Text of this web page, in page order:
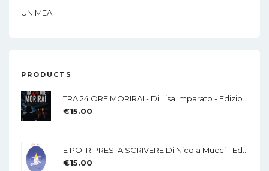
UNIMEA
PRODUCTS
€15.00
€15.00